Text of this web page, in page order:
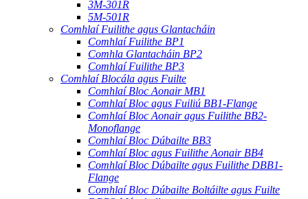
3M-301R
5M-501R
Comhlaí Fuilithe agus Glantacháin
Comhlaí Fuilithe BP1
Comhla Glantacháin BP2
Comhlaí Fuilithe BP3
Comhlaí Blocála agus Fuilte
Comhlaí Bloc Aonair MB1
Comhlaí Bloc agus Fuiliú BB1-Flange
Comhlaí Bloc Aonair agus Fuilithe BB2-
Monoflange
Comhlaí Bloc Dúbailte BB3
Comhlaí Bloc agus Fuilithe Aonair BB4
Comhlaí Bloc Dúbailte agus Fuilithe DBB1-
Flange
Comhlaí Bloc Dúbailte Boltáilte agus Fuilte